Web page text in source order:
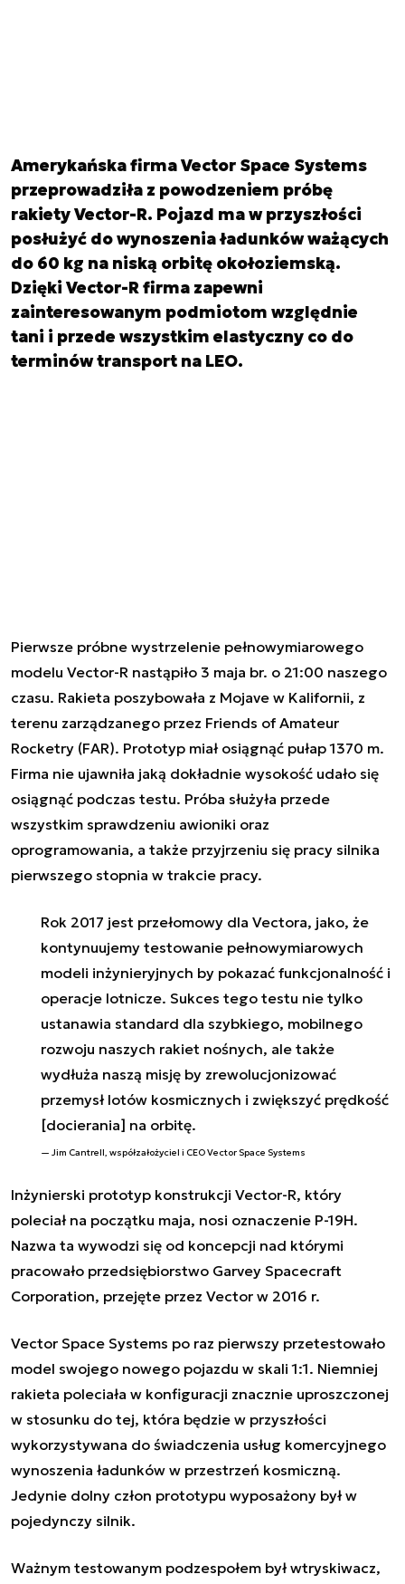
Amerykańska firma Vector Space Systems
przeprowadziła z powodzeniem próbę
rakiety Vector-R. Pojazd ma w przyszłości
posłużyć do wynoszenia ładunków ważących
do 60 kg na niską orbitę okołoziemską.
Dzięki Vector-R firma zapewni
zainteresowanym podmiotom względnie
tani i przede wszystkim elastyczny co do
terminów transport na LEO.
Pierwsze próbne wystrzelenie pełnowymiarowego
modelu Vector-R nastąpiło 3 maja br. o 21:00 naszego
czasu. Rakieta poszybowała z Mojave w Kalifornii, z
terenu zarządzanego przez Friends of Amateur
Rocketry (FAR). Prototyp miał osiągnąć pułap 1370 m.
Firma nie ujawniła jaką dokładnie wysokość udało się
osiągnąć podczas testu. Próba służyła przede
wszystkim sprawdzeniu awioniki oraz
oprogramowania, a także przyjrzeniu się pracy silnika
pierwszego stopnia w trakcie pracy.
Rok 2017 jest przełomowy dla Vectora, jako, że
kontynuujemy testowanie pełnowymiarowych
modeli inżynieryjnych by pokazać funkcjonalność i
operacje lotnicze. Sukces tego testu nie tylko
ustanawia standard dla szybkiego, mobilnego
rozwoju naszych rakiet nośnych, ale także
wydłuża naszą misję by zrewolucjonizować
przemysł lotów kosmicznych i zwiększyć prędkość
[docierania] na orbitę.
Jim Cantrell, współzałożyciel i CEO Vector Space Systems
Inżynierski prototyp konstrukcji Vector-R, który
poleciał na początku maja, nosi oznaczenie P-19H.
Nazwa ta wywodzi się od koncepcji nad którymi
pracowało przedsiębiorstwo Garvey Spacecraft
Corporation, przejęte przez Vector w 2016 r.
Vector Space Systems po raz pierwszy przetestowało
model swojego nowego pojazdu w skali 1:1. Niemniej
rakieta poleciała w konfiguracji znacznie uproszczonej
w stosunku do tej, która będzie w przyszłości
wykorzystywana do świadczenia usług komercyjnego
wynoszenia ładunków w przestrzeń kosmiczną.
Jedynie dolny człon prototypu wyposażony był w
pojedynczy silnik.
Ważnym testowanym podzespołem był wtryskiwacz,